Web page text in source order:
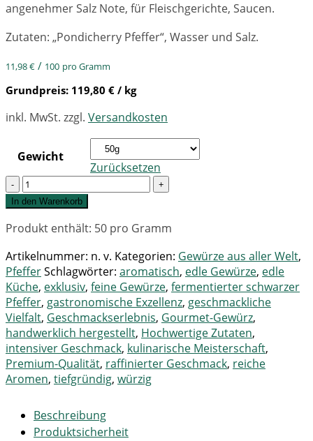
angenehmer Salz Note, für Fleischgerichte, Saucen.
Zutaten: „Pondicherry Pfeffer“, Wasser und Salz.
11,98€ / 100 pro Gramm
Grundpreis: 119,80 € / kg
inkl. MwSt. zzgl. Versandkosten
Gewicht
Zurücksetzen
Quantity
In den Warenkorb
Produkt enthält: 50 pro Gramm
Artikelnummer: n. v. Kategorien: Gewürze aus aller Welt,
PfefferSchlagwörter: aromatisch, edle Gewürze, edle
Küche, exklusiv, feine Gewürze, fermentierter schwarzer
Pfeffer, gastronomische Exzellenz, geschmackliche
Vielfalt, Geschmackserlebnis, Gourmet-Gewürz,
handwerklich hergestellt, Hochwertige Zutaten,
intensiver Geschmack, kulinarische Meisterschaft,
Premium-Qualität, raffinierter Geschmack, reiche
Aromen, tiefgründig, würzig
Beschreibung
Produktsicherheit